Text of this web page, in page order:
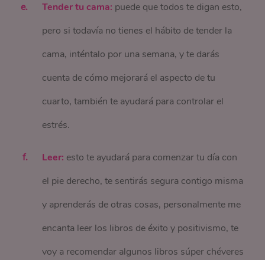
Tender tu cama: puede que todos te digan esto,
pero si todavía no tienes el hábito de tender la
cama, inténtalo por una semana, y te darás
cuenta de cómo mejorará el aspecto de tu
cuarto, también te ayudará para controlar el
estrés.
Leer: esto te ayudará para comenzar tu día con
el pie derecho, te sentirás segura contigo misma
y aprenderás de otras cosas, personalmente me
encanta leer los libros de éxito y positivismo, te
voy a recomendar algunos libros súper chéveres